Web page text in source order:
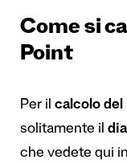
Come si
Point
Per il calcolo del
solitamente il
che vedete qui